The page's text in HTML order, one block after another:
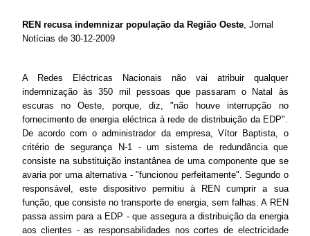
REN recusa indemnizar população da Região Oeste, Jornal
Notícias de 30-12-2009
A Redes Eléctricas Nacionais não vai atribuir qualquer
indemnização às 350 mil pessoas que passaram o Natal às
escuras no Oeste, porque, diz, "não houve interrupção no
fornecimento de energia eléctrica à rede de distribuição da EDP".
De acordo com o administrador da empresa, Vítor Baptista, o
critério de segurança N-1 - um sistema de redundância que
consiste na substituição instantânea de uma componente que se
avaria por uma alternativa - "funcionou perfeitamente". Segundo o
responsável, este dispositivo permitiu à REN cumprir a sua
função, que consiste no transporte de energia, sem falhas. A REN
passa assim para a EDP - que assegura a distribuição da energia
aos clientes - as responsabilidades nos cortes de electricidade